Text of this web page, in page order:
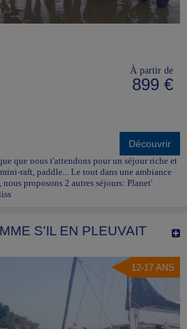
À partir de
899 €
Découvrir
que nous t'attendons pour un séjour riche et
raft, paddle... Le tout dans une ambiance
proposons 2 autres séjours: Planet'
S'IL EN PLEUVAIT
12-17 ANS